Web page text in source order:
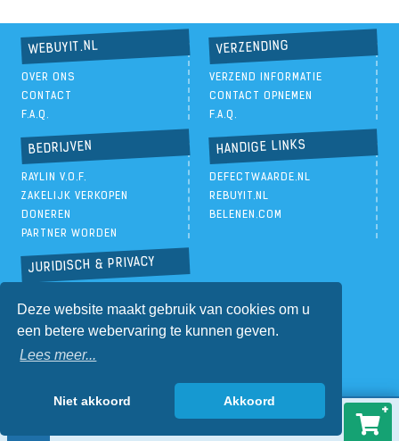
Deze website maakt gebruik van cookies om u
een betere webervaring te kunnen geven.
Lees meer...
Niet akkoord Akkoord
€41,00
WEBUYIT.NL
OVER ONS
CONTACT
F.A.Q.
VERZENDING
VERZEND INFORMATIE
CONTACT OPNEMEN
F.A.Q.
BEDRIJVEN
RAYLIN V.O.F.
ZAKELIJK VERKOPEN
DONEREN
PARTNER WORDEN
HANDIGE LINKS
DEFECTWAARDE.NL
REBUYIT.NL
BELENEN.COM
JURIDISCH & PRIVACY
ALGEMENE VOORWAARDEN